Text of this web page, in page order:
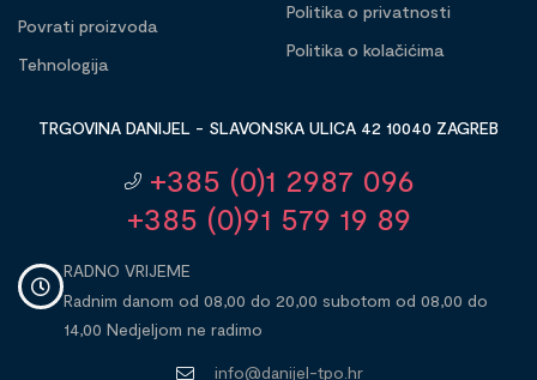
Povrati proizvoda
Tehnologija
Politika o privatnosti
Politika o kolačićima
TRGOVINA DANIJEL - SLAVONSKA ULICA 42 10040 ZAGREB
+385 (0)1 2987 096
+385 (0)91 579 19 89
RADNO VRIJEME
Radnim danom od 08,00 do 20,00 subotom od 08,00 do
14,00 Nedjeljom ne radimo
info@danijel-tpo.hr